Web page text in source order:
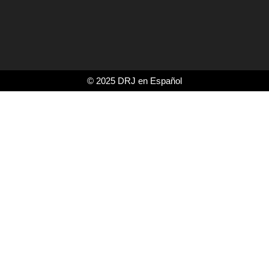
© 2025 DRJ en Español